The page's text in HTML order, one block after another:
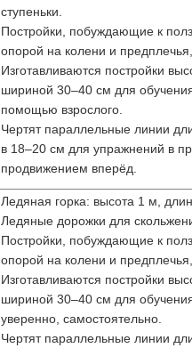
ступеньки.
Постройки, побуждающие к
опорой на колени и
Изготавливаются постройки
шириной 30–40 см для
помощью взрослого.
Чертят параллельные линии
в 18–20 см для упражнений в
продвижением вперёд.
Ледяная горка: высота 1 м,
Ледяные дорожки для
Постройки, побуждающие к
опорой на колени и
Изготавливаются постройки
шириной 30–40 см для
уверенно, самостоятельно.
Чертят параллельные линии